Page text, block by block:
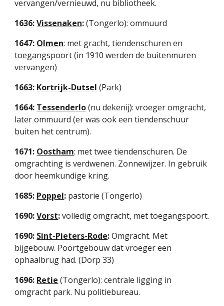
vervangen/vernieuwd, nu bibliotheek.
1636: Vissenaken: (Tongerlo): ommuurd
1647: Olmen: met gracht, tiendenschuren en
toegangspoort (in 1910 werden de buitenmuren
vervangen)
1663: Kortrijk-Dutsel (Park)
1664: Tessenderlo (nu dekenij): vroeger omgracht,
later ommuurd (er was ook een tiendenschuur
buiten het centrum).
1671: Oostham: met twee tiendenschuren. De
omgrachting is verdwenen. Zonnewijzer. In gebruik
door heemkundige kring.
1685: Poppel: pastorie (Tongerlo)
1690: Vorst: volledig omgracht, met toegangspoort.
1690: Sint-Pieters-Rode: Omgracht. Met
bijgebouw. Poortgebouw dat vroeger een
ophaalbrug had. (Dorp 33)
1696: Retie (Tongerlo): centrale ligging in
omgracht park. Nu politiebureau.